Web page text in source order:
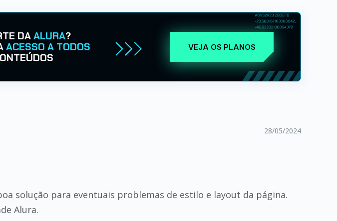
DAALURA?
ACESSO A TODOS
VEJA OS PLANOS
28/05/2024
solução para eventuais problemas de estilo e layout da página.
Alura.